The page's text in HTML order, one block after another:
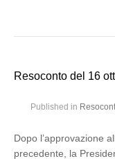
Resoconto del 16
Published in
Dopo l’approvazione
precedente, la